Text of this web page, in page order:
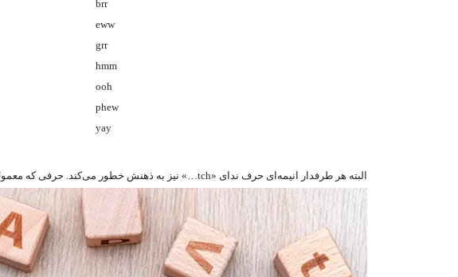
brr
eww
grr
hmm
ooh
phew
yay
البته هر طرفدار انیمه‌ای حرف ندای «tch…» نیز به ذهنش خطور می‌کند. حرفی که معمولا کاراکترهای نقش اول می‌زنند و خیلی هم کسل و بی حوصله هستند.